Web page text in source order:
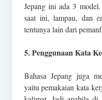
Jepang ini ada 3
saat ini, lampau, dan
tentunya lain dari
5. Penggunaan Kata
Bahasa Jepang juga
yaitu pemakaian kata